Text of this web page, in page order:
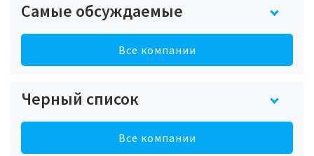
Самые обсуждаемые
Все компании
Черный список
Все компании